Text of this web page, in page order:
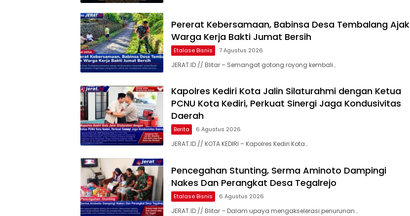
Pererat Kebersamaan, Babinsa Desa Tembalang Ajak
Warga Kerja Bakti Jumat Bersih
Etalase Bisnis 7 Agustus 2026
JERAT.ID // Blitar – Semangat gotong royong kembali…
Kapolres Kediri Kota Jalin Silaturahmi dengan Ketua
PCNU Kota Kediri, Perkuat Sinergi Jaga Kondusivitas
Daerah
Berita 6 Agustus 2026
JERAT.ID // KOTA KEDIRI – Kapolres Kediri Kota…
Pencegahan Stunting, Serma Aminoto Dampingi
Nakes Dan Perangkat Desa Tegalrejo
Etalase Bisnis 6 Agustus 2026
JERAT.ID // Blitar – Dalam upaya mengakselerasi penurunan…